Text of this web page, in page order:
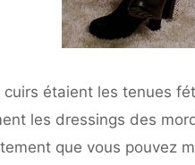
cuirs étaient les tenues
les dressings des
que vous pouvez